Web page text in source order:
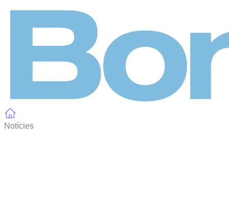
Notícies